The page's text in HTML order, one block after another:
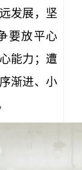
发展，坚
要放平心
能力；遭
渐进、小